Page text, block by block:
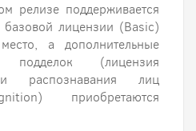
релизе поддерживается
лицензии (Basic)
а дополнительные
(лицензия
распознавания лиц
приобретаются